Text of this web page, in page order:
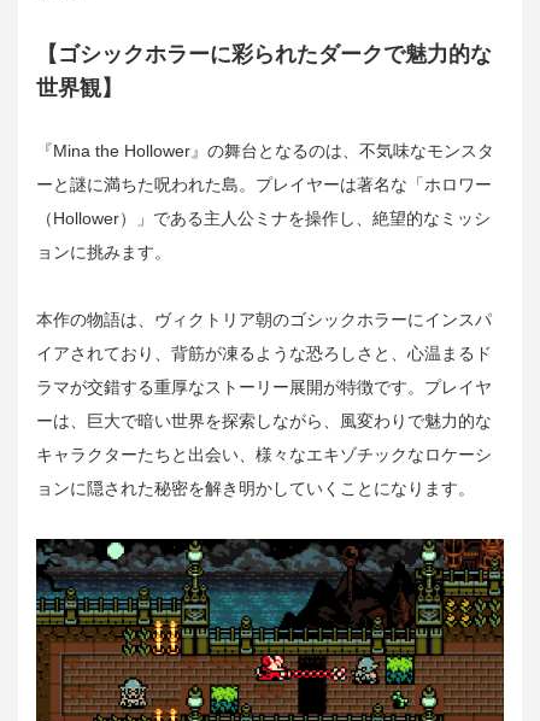
【ゴシックホラーに彩られたダークで魅力的な
世界観】
『Mina the Hollower』の舞台となるのは、不気味なモンスタ
ーと謎に満ちた呪われた島。プレイヤーは著名な「ホロワー
（Hollower）」である主人公ミナを操作し、絶望的なミッシ
ョンに挑みます。
本作の物語は、ヴィクトリア朝のゴシックホラーにインスパ
イアされており、背筋が凍るような恐ろしさと、心温まるド
ラマが交錯する重厚なストーリー展開が特徴です。プレイヤ
ーは、巨大で暗い世界を探索しながら、風変わりで魅力的な
キャラクターたちと出会い、様々なエキゾチックなロケーシ
ョンに隠された秘密を解き明かしていくことになります。